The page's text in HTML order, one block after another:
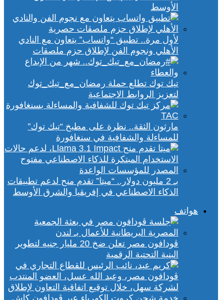
الأوسط
لأول مرة.. تطبيق “واتساب” يتعاون مع النادي
الأهلي ونجوم الفن لإطلاق حزم ملصقات
تيك توك تطلع حملة رمضان_مع_تيك_توك
لتعزيز الروابط الاجتماعية
مارثون الثقة.. نظرة على مطبخ “تيك توك”
للمساءلة والشفافية في سنغافورة
بـ 2 مليون دولار.. “ميتا” تقدم منح لدعم تطبيقات
الذكاء الاصطناعي في إفريقيا والشرق الأوسط
هواتف
ڤودافون مصر تعلن ضخ 20 مليار جنيه لتطوير
البنية التحتية الرقمية